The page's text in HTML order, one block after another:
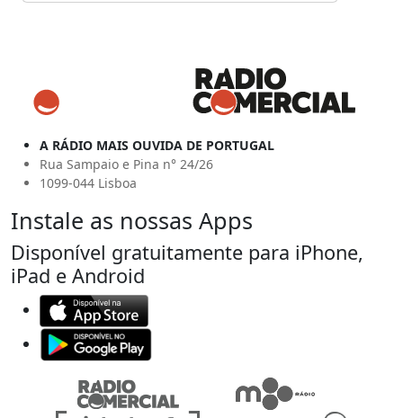
A RÁDIO MAIS OUVIDA DE PORTUGAL
Rua Sampaio e Pina n° 24/26
1099-044 Lisboa
Instale as nossas Apps
Disponível gratuitamente para iPhone,
iPad e Android